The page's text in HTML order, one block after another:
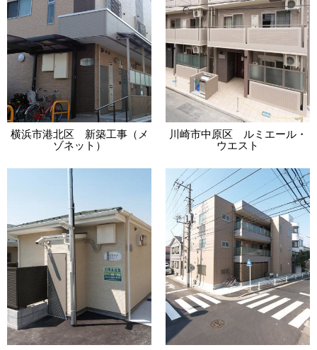
横浜市港北区 新築工事（メ
ゾネット）
川崎市中原区 ルミエール・
ウエスト